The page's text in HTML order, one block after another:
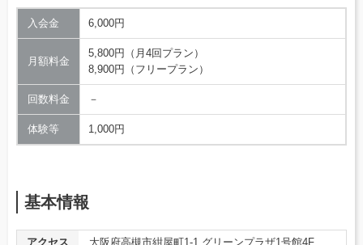
入会金 6,000円
月額料金
5,800円（​​月4回プラン）
8,900円（フリープラン）
回数料金 －
体験等 1,000円
基本情報
アクセス 大阪府高槻市紺屋町1-1 グリーンプラザ1号館4F